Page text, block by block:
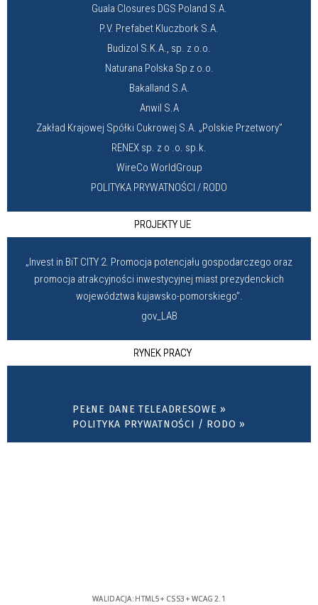
Guala Closures DGS Poland S.A.
P.V. Prefabet Kluczbork S.A.
Budizol S.K.A., sp. z o.o.
Naturana Polska Sp z o.o.
Bakalland S.A.
Anwil S.A
Zakład Krajowej Spółki Cukrowej S.A. „Polskie Przetwory”
RENEX sp. z o .o. sp.k.
WireCo WorldGroup
POLITYKA PRYWATNOŚCI / RODO
PROJEKTY UE
„Invest in BiT CITY 2. Promocja potencjału gospodarczego oraz
promocja atrakcyjności inwestycyjnej miast prezydenckich
województwa kujawsko-pomorskiego”.
gov_LAB
RYNEK PRACY
PEŁNE DANE TELEADRESOWE »
POLITYKA PRYWATNOŚCI / RODO »
WALIDACJA: HTML5+ CSS3 + WCAG 2.1